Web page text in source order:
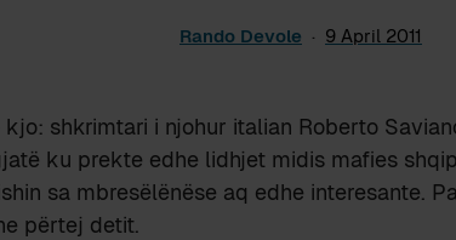
Rando Devole 9 April 2011
shkrimtari i njohur italian Roberto
ku prekte edhe lidhjet midis mafies
sa mbresëlënëse aq edhe interesante.
përtej detit.